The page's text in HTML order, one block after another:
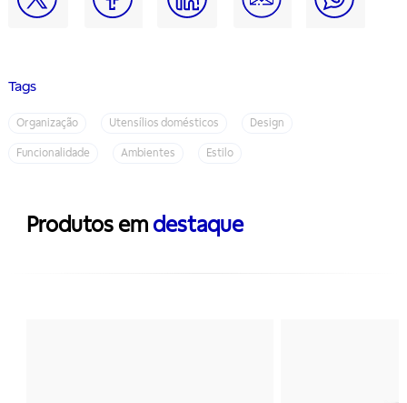
Tags
Organização Utensílios domésticos Design
Funcionalidade Ambientes Estilo
Produtos em destaque